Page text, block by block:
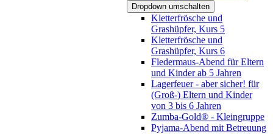
Dropdown umschalten
Kletterfrösche und
Grashüpfer, Kurs 5
Kletterfrösche und
Grashüpfer, Kurs 6
Fledermaus-Abend für Eltern
und Kinder ab 5 Jahren
Lagerfeuer - aber sicher! für
(Groß-) Eltern und Kinder
von 3 bis 6 Jahren
Zumba-Gold® - Kleingruppe
Pyjama-Abend mit Betreuung